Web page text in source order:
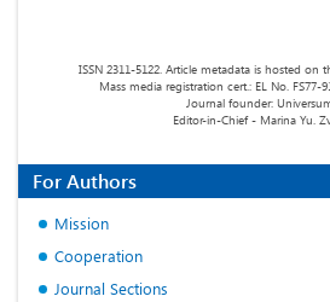
ISSN 2311-5122. Article metadata is hosted on
Mass media registration cert.: EL No. FS77-
Journal founder:
Editor-in-Chief - Marina Yu.
For Authors
Mission
Cooperation
Journal Sections